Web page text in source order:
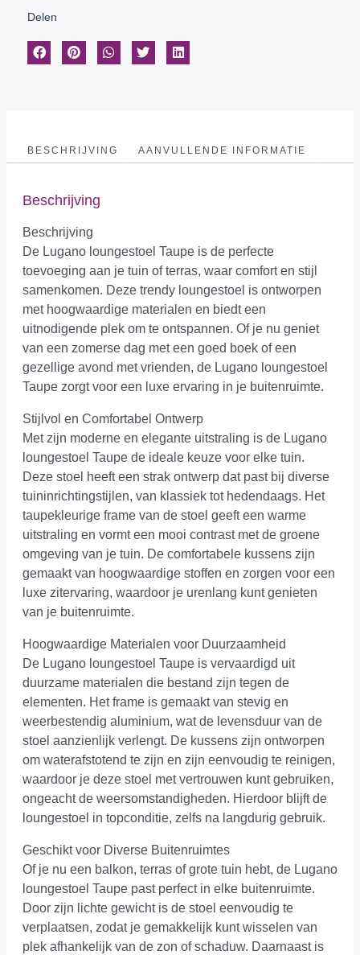
Delen
BESCHRIJVING AANVULLENDE INFORMATIE
Beschrijving
Beschrijving
De Lugano loungestoel Taupe is de perfecte
toevoeging aan je tuin of terras, waar comfort en stijl
samenkomen. Deze trendy loungestoel is ontworpen
met hoogwaardige materialen en biedt een
uitnodigende plek om te ontspannen. Of je nu geniet
van een zomerse dag met een goed boek of een
gezellige avond met vrienden, de Lugano loungestoel
Taupe zorgt voor een luxe ervaring in je buitenruimte.
Stijlvol en Comfortabel Ontwerp
Met zijn moderne en elegante uitstraling is de Lugano
loungestoel Taupe de ideale keuze voor elke tuin.
Deze stoel heeft een strak ontwerp dat past bij diverse
tuininrichtingstijlen, van klassiek tot hedendaags. Het
taupekleurige frame van de stoel geeft een warme
uitstraling en vormt een mooi contrast met de groene
omgeving van je tuin. De comfortabele kussens zijn
gemaakt van hoogwaardige stoffen en zorgen voor een
luxe zitervaring, waardoor je urenlang kunt genieten
van je buitenruimte.
Hoogwaardige Materialen voor Duurzaamheid
De Lugano loungestoel Taupe is vervaardigd uit
duurzame materialen die bestand zijn tegen de
elementen. Het frame is gemaakt van stevig en
weerbestendig aluminium, wat de levensduur van de
stoel aanzienlijk verlengt. De kussens zijn ontworpen
om waterafstotend te zijn en zijn eenvoudig te reinigen,
waardoor je deze stoel met vertrouwen kunt gebruiken,
ongeacht de weersomstandigheden. Hierdoor blijft de
loungestoel in topconditie, zelfs na langdurig gebruik.
Geschikt voor Diverse Buitenruimtes
Of je nu een balkon, terras of grote tuin hebt, de Lugano
loungestoel Taupe past perfect in elke buitenruimte.
Door zijn lichte gewicht is de stoel eenvoudig te
verplaatsen, zodat je gemakkelijk kunt wisselen van
plek afhankelijk van de zon of schaduw. Daarnaast is